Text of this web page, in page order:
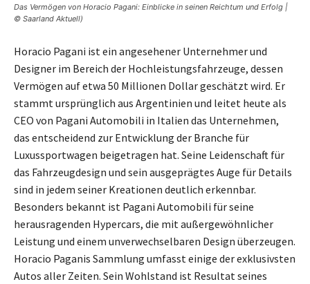
Das Vermögen von Horacio Pagani: Einblicke in seinen Reichtum und Erfolg |
© Saarland Aktuell)
Horacio Pagani ist ein angesehener Unternehmer und
Designer im Bereich der Hochleistungsfahrzeuge, dessen
Vermögen auf etwa 50 Millionen Dollar geschätzt wird. Er
stammt ursprünglich aus Argentinien und leitet heute als
CEO von Pagani Automobili in Italien das Unternehmen,
das entscheidend zur Entwicklung der Branche für
Luxussportwagen beigetragen hat. Seine Leidenschaft für
das Fahrzeugdesign und sein ausgeprägtes Auge für Details
sind in jedem seiner Kreationen deutlich erkennbar.
Besonders bekannt ist Pagani Automobili für seine
herausragenden Hypercars, die mit außergewöhnlicher
Leistung und einem unverwechselbaren Design überzeugen.
Horacio Paganis Sammlung umfasst einige der exklusivsten
Autos aller Zeiten. Sein Wohlstand ist Resultat seines